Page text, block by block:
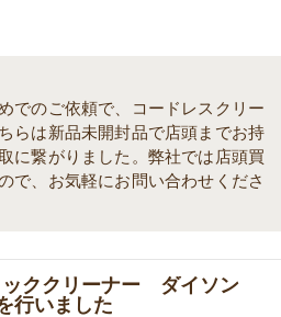
でのご依頼で、コードレスクリー
らは新品未開封品で店頭までお持
に繋がりました。弊社では店頭買
で、お気軽にお問い合わせくださ
ククリーナー ダイソン
行いました